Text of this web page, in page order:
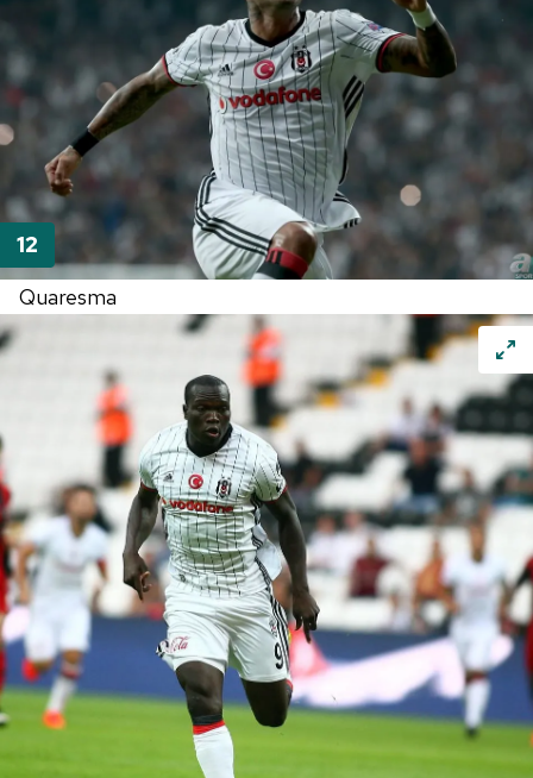
Quaresma